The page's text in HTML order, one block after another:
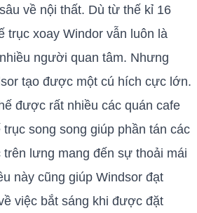
về nội thất. Dù từ thế kỉ 16
trục xoay Windor vẫn luôn là
người quan tâm. Nhưng
tạo được một cú hích cực lớn.
được rất nhiều các quán cafe
song song giúp phần tán các
lưng mang đến sự thoải mái
này cũng giúp Windsor đạt
việc bắt sáng khi được đặt